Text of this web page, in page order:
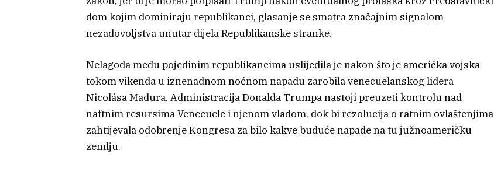
dom kojim dominiraju republikanci, glasanje se smatra značajnim signalom
nezadovoljstva unutar dijela Republikanske stranke.
Nelagoda među pojedinim republikancima uslijedila je nakon što je američka vojska
tokom vikenda u iznenadnom noćnom napadu zarobila venecuelanskog lidera
Nicolása Madura. Administracija Donalda Trumpa nastoji preuzeti kontrolu nad
naftnim resursima Venecuele i njenom vladom, dok bi rezolucija o ratnim ovlaštenjima
zahtijevala odobrenje Kongresa za bilo kakve buduće napade na tu južnoameričku
zemlju.